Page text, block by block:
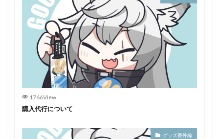
1766View
購入代行について
グッズ番外編